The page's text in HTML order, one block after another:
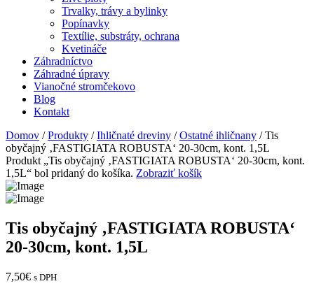
Trvalky, trávy a bylinky
Popínavky
Textílie, substráty, ochrana
Kvetináče
Záhradníctvo
Záhradné úpravy
Vianočné stromčekovo
Blog
Kontakt
Domov /Produkty /Ihličnaté dreviny /Ostatné ihličnany / Tis
obyčajný ‚FASTIGIATA ROBUSTA‘ 20-30cm, kont. 1,5L
Produkt „Tis obyčajný ‚FASTIGIATA ROBUSTA‘ 20-30cm, kont.
1,5L“ bol pridaný do košíka. Zobraziť košík
Tis obyčajný ‚FASTIGIATA ROBUSTA‘
20-30cm, kont. 1,5L
7,50€ s DPH